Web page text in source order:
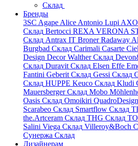
Склад
Бренды
3SC Agape Alice Antonio Lupi
Склад Bertocci REXA VERONA
Склад Antrax IT BronerRadaway
Burgbad Склад Carimali Casarte
Design Decor WaltherСклад
Склад Duravit Склад Elsen Effe
Fantini Geberit Склад Gessi Склад
Склад HUPPE Keuco Склад Kludi
MauersbergerСклад Mobo
Oasis Склад Omoikiri QuadroDesign
Scarabeo Склад Smartflow Склад
the.Artceram Склад THG Склад
Salini Viega Склад Villeroy&Boch
Сунержа Склад
Дизайнерам